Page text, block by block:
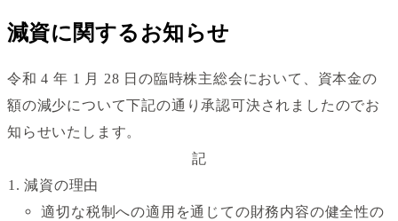
減資に関するお知らせ
令和 4 年 1 月 28 日の臨時株主総会において、資本金の
額の減少について下記の通り承認可決されましたのでお
知らせいたします。
記
減資の理由
適切な税制への適用を通じての財務内容の健全性の